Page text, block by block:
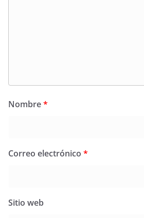
Nombre*
Correo electrónico *
Sitio web